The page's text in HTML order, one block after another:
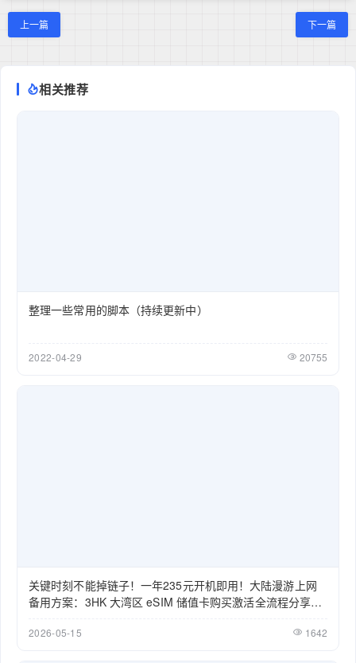
上一篇 下一篇
相关推荐
整理一些常用的脚本（持续更新中）
2022-04-29 20755
关键时刻不能掉链子！一年235元开机即用！大陆漫游上网
备用方案：3HK 大湾区 eSIM 储值卡购买激活全流程分享
2026-05-15 1642